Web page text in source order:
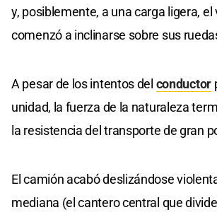
y, posiblemente, a una carga ligera, el
comenzó a inclinarse sobre sus
A pesar de los intentos del conductor
unidad, la fuerza de la naturaleza
la resistencia del transporte de gran
El camión acabó deslizándose
mediana (el cantero central que